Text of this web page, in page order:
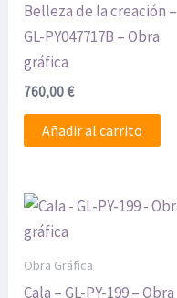
Belleza de la creación –
GL-PY047717B – Obra
gráfica
760,00€
Añadir al carrito
Obra Gráfica
Cala – GL-PY-199 – Obra